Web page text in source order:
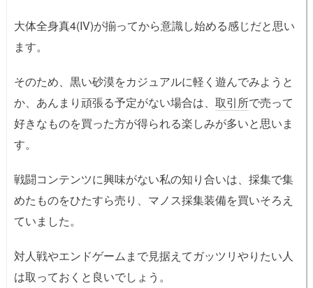
大体全身真4(IV)が揃ってから意識し始める感じだと思い
ます。
そのため、黒い砂漠をカジュアルに軽く遊んでみようと
か、あんまり頑張る予定がない場合は、 取引所で売って
好きなものを買った方が得られる楽しみが多いと思いま
す。
戦闘コンテンツに興味がない私の知り合いは、採集で集
めたものをひたすら売り、マノス採集装備を買いそろえ
ていました。
対人戦やエンドゲームまで見据えてガッツリやりたい人
は取っておくと良いでしょう。